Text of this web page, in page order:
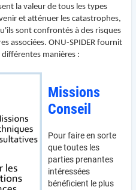
la valeur de tous les types
et atténuer les catastrophes,
sont confrontés à des risques
associées. ONU-SPIDER fournit
manières :
Missions
Conseil
Pour faire en sorte
que toutes les
parties prenantes
intéressées
bénéficient le plus